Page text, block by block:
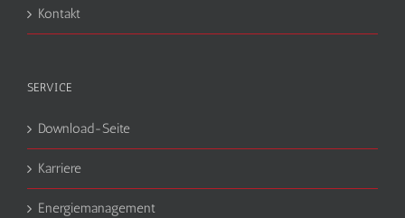
Kontakt
SERVICE
Download-Seite
Karriere
Energiemanagement